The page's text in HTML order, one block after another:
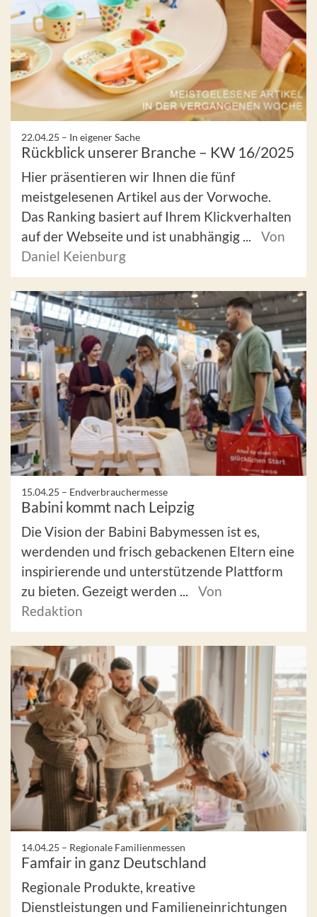
22.04.25 – In eigener Sache
Rückblick unserer Branche – KW 16/2025
Hier präsentieren wir Ihnen die fünf
meistgelesenen Artikel aus der Vorwoche.
Das Ranking basiert auf Ihrem Klickverhalten
auf der Webseite und ist unabhängig ...
Von
Daniel Keienburg
15.04.25 – Endverbrauchermesse
Babini kommt nach Leipzig
Die Vision der Babini Babymessen ist es,
werdenden und frisch gebackenen Eltern eine
inspirierende und unterstützende Plattform
zu bieten. Gezeigt werden ...
Von
Redaktion
14.04.25 – Regionale Familienmessen
Famfair in ganz Deutschland
Regionale Produkte, kreative
Dienstleistungen und Familieneinrichtungen